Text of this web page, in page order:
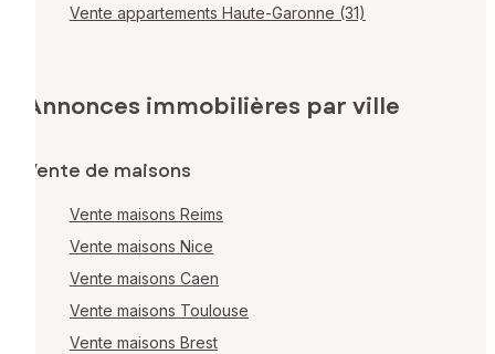
Vente appartements Haute-Garonne (31)
Annonces immobilières par ville
Vente de maisons
Vente maisons Reims
Vente maisons Nice
Vente maisons Caen
Vente maisons Toulouse
Vente maisons Brest